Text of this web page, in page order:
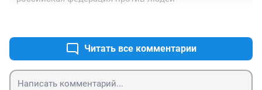
Читать все комментарии